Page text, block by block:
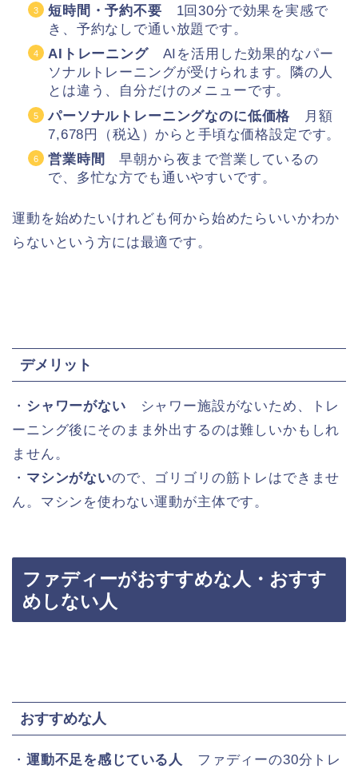
短時間・予約不要 1回30分で効果を実感で
き、予約なしで通い放題です。
AIトレーニングAIを活用した効果的なパー
ソナルトレーニングが受けられます。隣の人
とは違う、自分だけのメニューです。
パーソナルトレーニングなのに低価格 月額
7,678円（税込）からと手頃な価格設定です。
営業時間
早朝から夜まで営業しているの
で、多忙な方でも通いやすいです。
運動を始めたいけれども何から始めたらいいかわか
らないという方には最適です。
デメリット
・ シャワーがない
シャワー施設がないため、トレ
ーニング後にそのまま外出するのは難しいかもしれ
ません。
・ マシンがないので、ゴリゴリの筋トレはできませ
ん。マシンを使わない運動が主体です。
ファディーがおすすめな人・おすす
めしない人
おすすめな人
・ 運動不足を感じている人
ファディーの30分トレ